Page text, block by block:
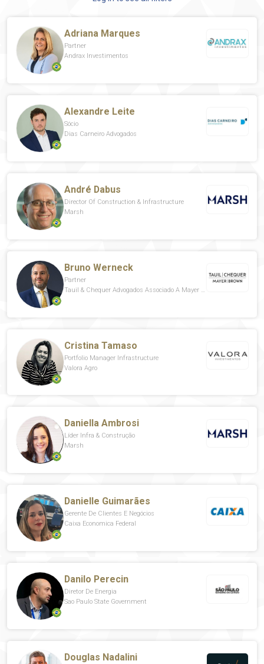
Adriana Marques
Partner
Andrax Investimentos
Alexandre Leite
Sócio
Dias Carneiro Advogados
André Dabus
Director Of Construction & Infrastructure
Marsh
Bruno Werneck
Partner
Tauil & Chequer Advogados Associado A Mayer Brown
Cristina Tamaso
Portfolio Manager Infrastructure
Valora Agro
Daniella Ambrosi
Líder Infra & Construção
Marsh
Danielle Guimarães
Gerente De Clientes E Negócios
Caixa Economica Federal
Danilo Perecin
Diretor De Energia
Sao Paulo State Government
Douglas Nadalini